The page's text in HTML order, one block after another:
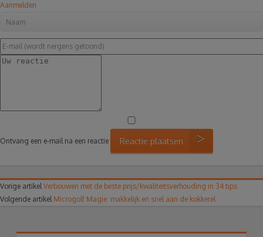
Aanmelden
Ontvang een e-mail na een reactie Reactie plaatsen
Vorige artikel Verbouwen met de beste prijs/kwaliteitsverhouding in 34 tips
Volgende artikel Microgolf Magie: makkelijk en snel aan de kokkerel